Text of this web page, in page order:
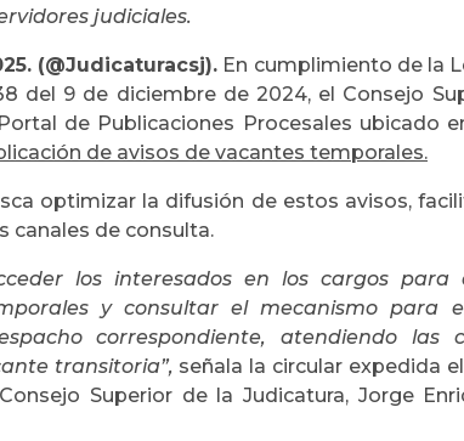
judiciales.
(@Judicaturacsj). En cumplimiento de la
del 9 de diciembre de 2024, el Consejo
de Publicaciones Procesales ubicado
de avisos de vacantes temporales.
optimizar la difusión de estos avisos,
canales de consulta.
los interesados en los cargos para
y consultar el mecanismo para
correspondiente, atendiendo las
transitoria”, señala la circular expedida
Superior de la Judicatura, Jorge